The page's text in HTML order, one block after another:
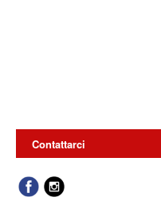
Contattarci